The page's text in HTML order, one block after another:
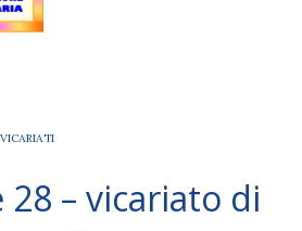
– vicariato di